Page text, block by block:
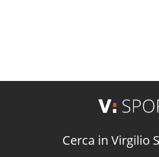
Cerca in Virgilio